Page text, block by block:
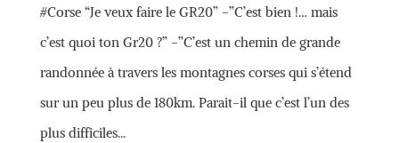
#Corse “Je veux faire le GR20” -”C’est bien !… mais
c’est quoi ton Gr20 ?” -”C’est un chemin de grande
randonnée à travers les montagnes corses qui s’étend
sur un peu plus de 180km. Parait-il que c’est l’un des
plus difficiles...